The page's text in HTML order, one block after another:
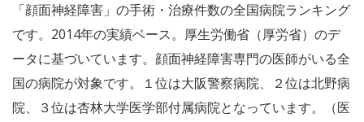
「顔面神経障害」の手術・治療件数の全国病院ランキング
です。2014年の実績ベース。厚生労働省（厚労省）のデ
ータに基づいています。顔面神経障害専門の医師がいる全
国の病院が対象です。１位は大阪警察病院、２位は北野病
院、３位は杏林大学医学部付属病院となっています。（医